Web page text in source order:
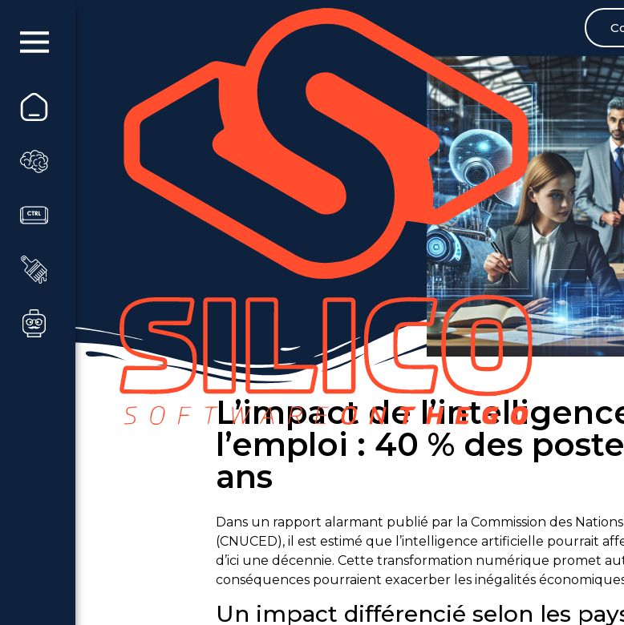
L’impact de
l’emploi : 40 % des
ans
Dans un rapport alarmant publié par la Commission des
(CNUCED), il est estimé que l’intelligence artificielle pourrait
d’ici une décennie. Cette transformation numérique promet
conséquences pourraient exacerber les inégalités
Un impact différencié selon les